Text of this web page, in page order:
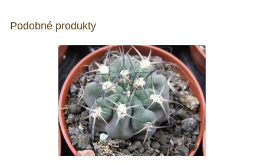
Podobné produkty